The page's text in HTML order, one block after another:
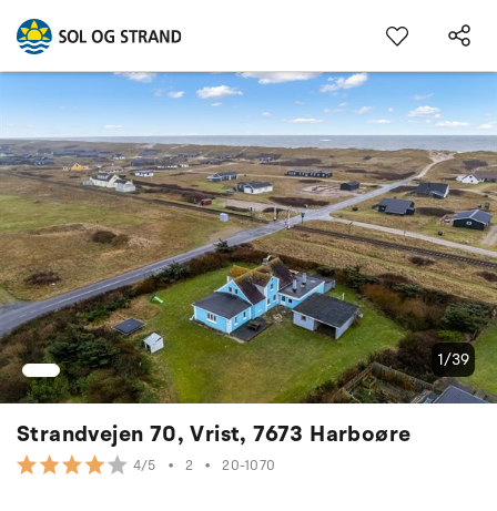
Strandvejen 70, Vrist, 7673 Harboøre
4/5 • 2 • 20-1070
1/39